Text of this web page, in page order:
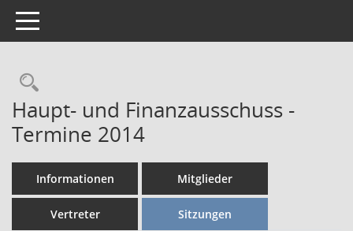
Toggle navigation
Rechercheauswahl
Haupt- und Finanzausschuss -
Termine 2014
Informationen Mitglieder
Vertreter Sitzungen